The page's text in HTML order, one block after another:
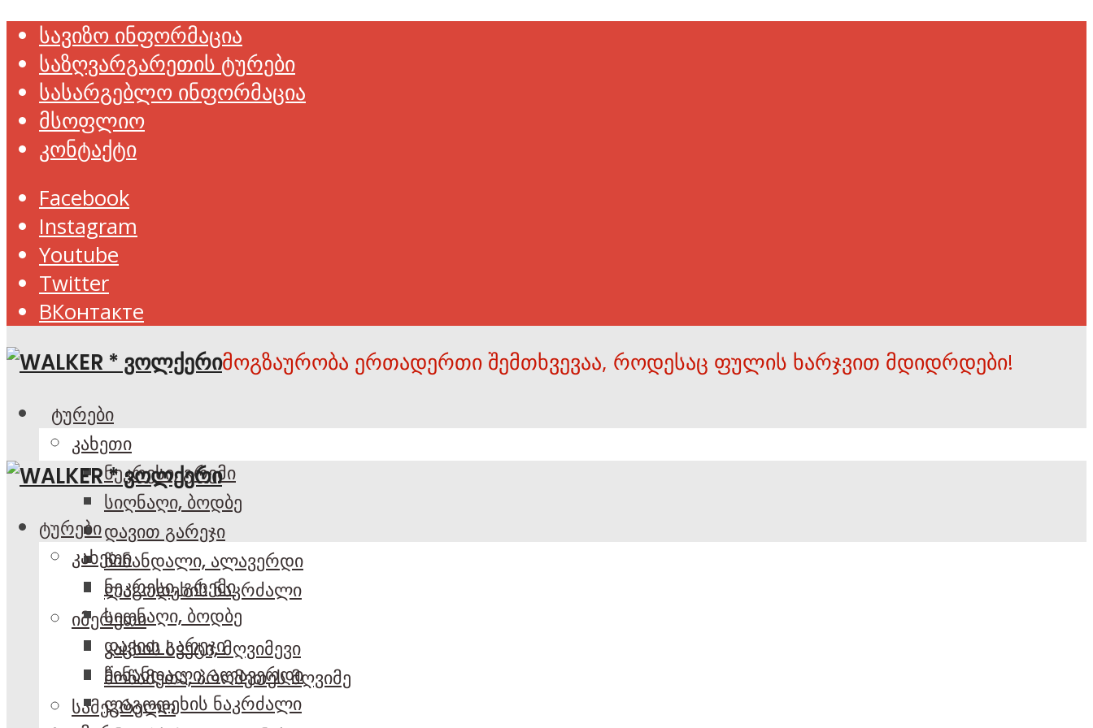
სავიზო ინფორმაცია
საზღვარგარეთის ტურები
სასარგებლო ინფორმაცია
მსოფლიო
კონტაქტი
Facebook
Instagram
Youtube
Twitter
ВКонтакте
მოგზაურობა ერთადერთი შემთხვევაა, როდესაც ფულის ხარჯვით მდიდრდები!
ტურები
კახეთი
ნეკრესი, გრემი
სიღნაღი, ბოდბე
დავით გარეჯი
წინანდალი, ალავერდი
ლაგოდეხის ნაკრძალი
იმერეთი
კაცხის სვეტი, მღვიმევი
მოწამეთა, პრომეთეს მღვიმე
სამეგრელო
ტურები
კახეთი
ნეკრესი, გრემი
სიღნაღი, ბოდბე
დავით გარეჯი
წინანდალი, ალავერდი
ლაგოდეხის ნაკრძალი